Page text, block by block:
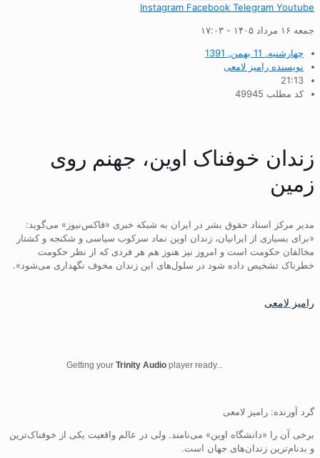
Instagram Facebook Telegram Youtube
جمعه ۱۶ مرداد ۱۴۰۵ - ۱۷:۰۳
چهارشنبه, 11 بهمن, 1391
نویسنده رامیز لامعی
21:13
کد مطلب 49945
زندان خوفناک اوین، جهنم روی
زمین
مدیر مرکز اسناد حقوق بشر در ایران به شبکه خبری «فاکس‌نیوز» می‌گوید:
«برای بسیاری از ایرانیان، زندان اوین نماد سرکوب سیاسی و شکنجه و کشتار
مخالفان حکومت است و امروز نیز هنوز هم هر فردی که از نظر حکومت
خطرناک تشخیص داده شود در سلول‌های این زندان مخوف نگهداری می‌شود».
رامیز لامعی
Getting your Trinity Audio player ready...
گرد آورنده: رامیز لامعی
برخی آن را «دانشگاه اوین» می‌نامند. ولی در عالم واقعیت یکی از خوفناک‌ترین
و بدنام‌ترین زندان‌های جهان است.